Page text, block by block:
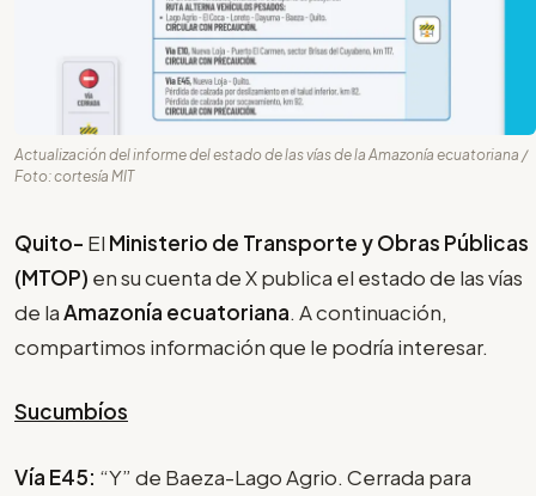
Actualización del informe del estado de las vías de la Amazonía ecuatoriana /
Foto: cortesía MIT
Quito- El Ministerio de Transporte y Obras Públicas
(MTOP) en su cuenta de X publica el estado de las vías
de laAmazonía ecuatoriana. A continuación,
compartimos información que le podría interesar.
Sucumbíos
Vía E45: “Y” de Baeza-Lago Agrio. Cerrada para